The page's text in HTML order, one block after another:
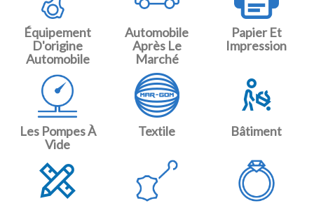
Équipement
D'origine
Automobile
Automobile
Après Le
Marché
Papier Et
Impression
Les Pompes À
Vide
Textile Bâtiment